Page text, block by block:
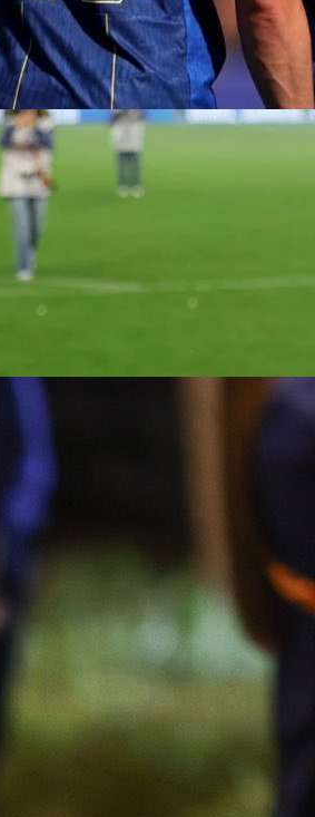
I HERCEGOVINE
BiH Edin Džeko godinama
fudbala i jedan je od
Transfermarkt zaista
da je Edin Džeko trenutno